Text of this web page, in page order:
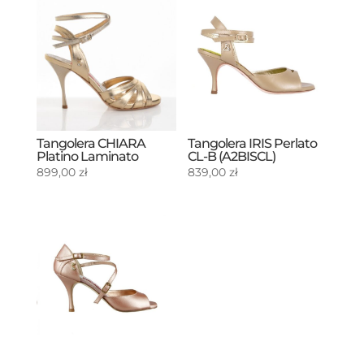
Tangolera CHIARA
Platino Laminato
899,00 zł
Tangolera IRIS Perlato
CL-B (A2BISCL)
839,00zł